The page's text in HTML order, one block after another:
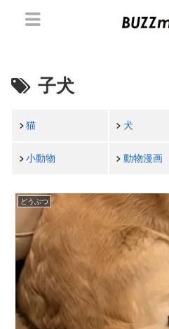
子犬
猫 犬
小動物 動物漫画
どうぶつ